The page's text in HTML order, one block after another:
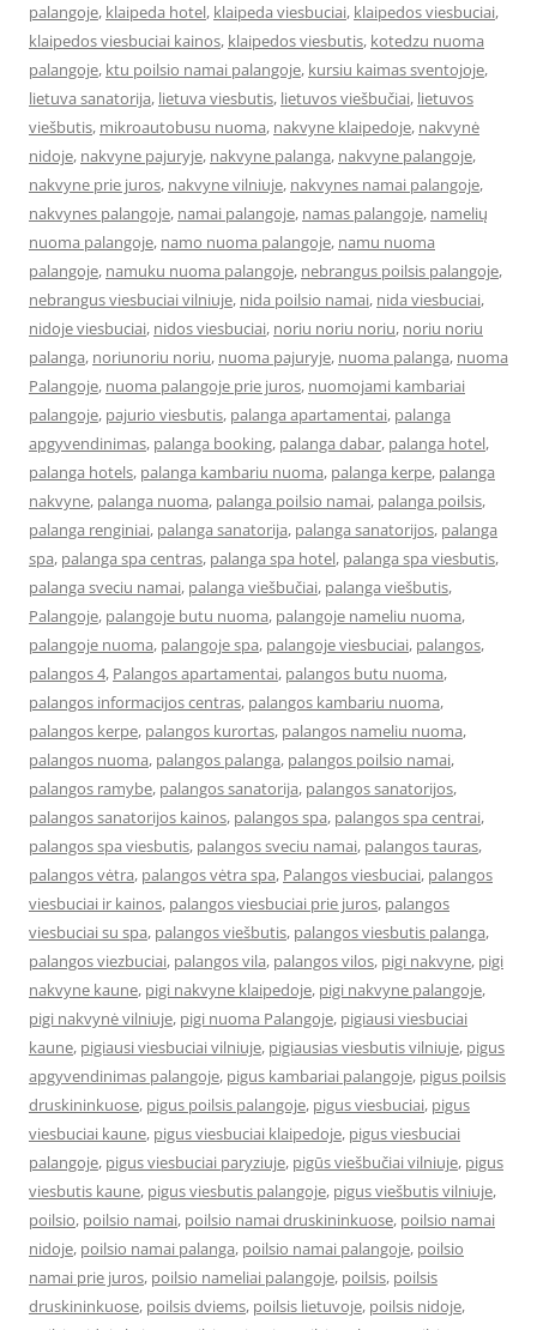
palangoje, klaipeda hotel, klaipeda viesbuciai, klaipedos viesbuciai,
klaipedos viesbuciai kainos, klaipedos viesbutis, kotedzu nuoma
palangoje, ktu poilsio namai palangoje, kursiu kaimas sventojoje,
lietuva sanatorija, lietuva viesbutis, lietuvos viešbučiai, lietuvos
viešbutis, mikroautobusu nuoma, nakvyne klaipedoje, nakvynė
nidoje, nakvyne pajuryje, nakvyne palanga, nakvyne palangoje,
nakvyne prie juros, nakvyne vilniuje, nakvynes namai palangoje,
nakvynes palangoje, namai palangoje, namas palangoje, namelių
nuoma palangoje, namo nuoma palangoje, namu nuoma
palangoje, namuku nuoma palangoje, nebrangus poilsis palangoje,
nebrangus viesbuciai vilniuje, nida poilsio namai, nida viesbuciai,
nidoje viesbuciai, nidos viesbuciai, noriu noriu noriu, noriu noriu
palanga, noriunoriu noriu, nuoma pajuryje, nuoma palanga, nuoma
Palangoje, nuoma palangoje prie juros, nuomojami kambariai
palangoje, pajurio viesbutis, palanga apartamentai, palanga
apgyvendinimas, palanga booking, palanga dabar, palanga hotel,
palanga hotels, palanga kambariu nuoma, palanga kerpe, palanga
nakvyne, palanga nuoma, palanga poilsio namai, palanga poilsis,
palanga renginiai, palanga sanatorija, palanga sanatorijos, palanga
spa, palanga spa centras, palanga spa hotel, palanga spa viesbutis,
palanga sveciu namai, palanga viešbučiai, palanga viešbutis,
Palangoje, palangoje butu nuoma, palangoje nameliu nuoma,
palangoje nuoma, palangoje spa, palangoje viesbuciai, palangos,
palangos 4, Palangos apartamentai, palangos butu nuoma,
palangos informacijos centras, palangos kambariu nuoma,
palangos kerpe, palangos kurortas, palangos nameliu nuoma,
palangos nuoma, palangos palanga, palangos poilsio namai,
palangos ramybe, palangos sanatorija, palangos sanatorijos,
palangos sanatorijos kainos, palangos spa, palangos spa centrai,
palangos spa viesbutis, palangos sveciu namai, palangos tauras,
palangos vėtra, palangos vėtra spa, Palangos viesbuciai, palangos
viesbuciai ir kainos, palangos viesbuciai prie juros, palangos
viesbuciai su spa, palangos viešbutis, palangos viesbutis palanga,
palangos viezbuciai, palangos vila, palangos vilos, pigi nakvyne, pigi
nakvyne kaune, pigi nakvyne klaipedoje, pigi nakvyne palangoje,
pigi nakvynė vilniuje, pigi nuoma Palangoje, pigiausi viesbuciai
kaune, pigiausi viesbuciai vilniuje, pigiausias viesbutis vilniuje, pigus
apgyvendinimas palangoje, pigus kambariai palangoje, pigus poilsis
druskininkuose, pigus poilsis palangoje, pigus viesbuciai, pigus
viesbuciai kaune, pigus viesbuciai klaipedoje, pigus viesbuciai
palangoje, pigus viesbuciai paryziuje, pigūs viešbučiai vilniuje, pigus
viesbutis kaune, pigus viesbutis palangoje, pigus viešbutis vilniuje,
poilsio, poilsio namai, poilsio namai druskininkuose, poilsio namai
nidoje, poilsio namai palanga, poilsio namai palangoje, poilsio
namai prie juros, poilsio nameliai palangoje, poilsis, poilsis
druskininkuose, poilsis dviems, poilsis lietuvoje, poilsis nidoje,